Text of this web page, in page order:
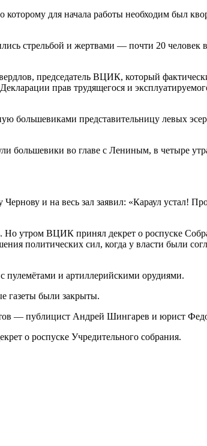
для начала работы необходим был
стрельбой и жертвами — почти 20 человек
председатель ВЦИК, который
прав трудящегося и
большевиками представительницу левых
большевики во главе с Лениным, в четыре
и на весь зал заявил: «Караул устал!
Но утром ВЦИК принял декрет о роспуске
политических сил, когда у власти были
пулемётами и артиллерийскими орудиями.
газеты были закрыты.
— публицист Андрей Шингарев и юрист
о роспуске Учредительного собрания.